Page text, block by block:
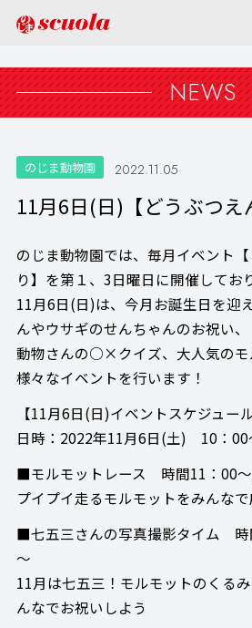
NEWS
のじま動物園 2022.11.05
11月6日(日)【どうぶつえ
のじま動物園では、毎月イベント
り】を第１、3日曜日に開催してお
11月6日(日)は、今月お誕生日を迎
んやウサギのせんちゃんのお祝い、
動物さんの○×クイズ、大人気のモ
様々なイベントを行います！
【11月6日(日)イベントスケジュール
日時：2022年11月6日(土) 10：00
■モルモットレース 時間11：00
プイプイ走るモルモットをみんなで
■七五三さんの写真撮影タイム 時
～
11月は七五三！モルモットのくる
んなでお祝いしよう